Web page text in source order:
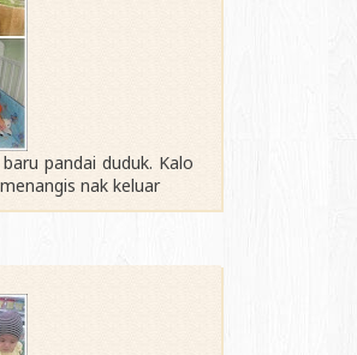
pandai duduk. Kalo
nak keluar